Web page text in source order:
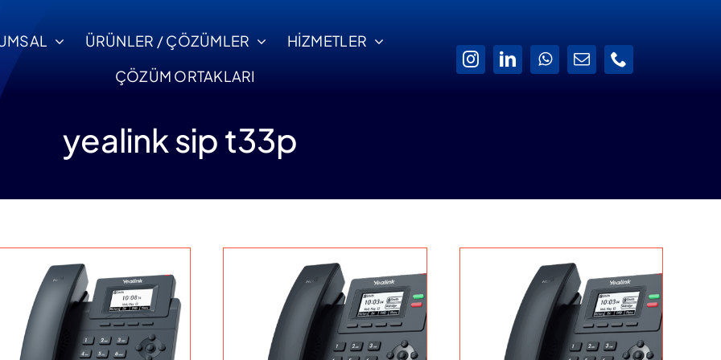
Bilgilerimizi İnceleyin.
İletişim Bilgilerimiz
Bize 7×24
Ulaşabileceğiniz İletişim
Kanallarımız.
ÜRÜNLER / ÇÖZÜMLER HİZMETLER
ile sorunsuz devreye
alma.
profesyonel destek
hizmeti.
sistemleriniz sürekli
güncel kalsın.
ÇÖZÜM ORTAKLARI
yealink sip t33p